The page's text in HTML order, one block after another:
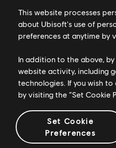
ПОКАЗАТЬ ВСЕ
КАК ВЫСТАВИТЬ
This website processes
about Ubisoft's use of
preferences at anytime by
In addition to the above,
website activity, including
technologies. If you wish to
by visiting the “Set Cookie
Set Cookie
Preferences